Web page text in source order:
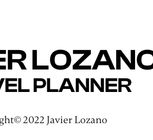
PLANNER
2022 Javier Lozano